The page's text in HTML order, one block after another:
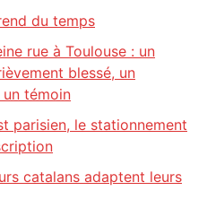
du temps
rue à Toulouse : un
blessé, un
témoin
parisien, le stationnement
catalans adaptent leurs